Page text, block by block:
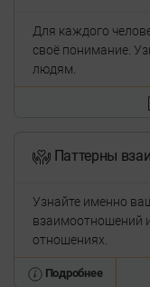
Для каждого
своё понимание.
людям.
Паттерны
Узнайте именно
взаимоотношений
отношениях.
Подробнее